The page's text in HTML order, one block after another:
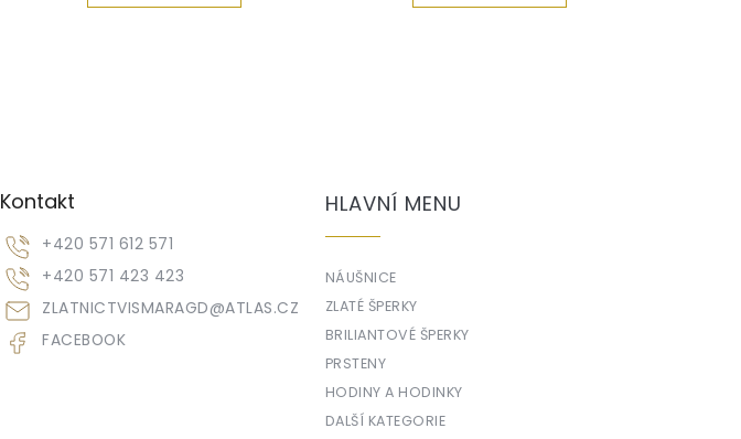
Kontakt
ZLATNICTVISMARAGD@ATLAS.CZ
+420 571 612 571
+420 571 423 423
FACEBOOK
HLAVNÍ MENU
NÁUŠNICE
ZLATÉ ŠPERKY
BRILIANTOVÉ ŠPERKY
PRSTENY
HODINY A HODINKY
DALŠÍ KATEGORIE